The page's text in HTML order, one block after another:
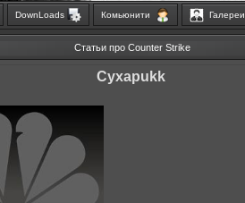
DownLoads Комьюнити Галереи
Статьи про Counter Strike
Cyxapukk